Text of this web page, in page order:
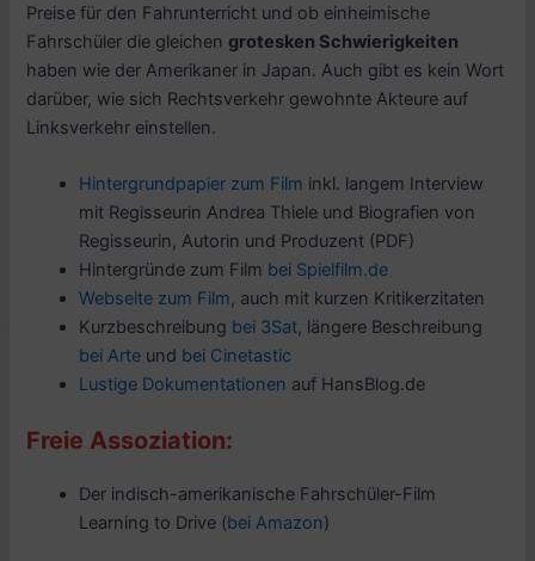
Preise für den Fahrunterricht und ob einheimische
Fahrschüler die gleichen grotesken Schwierigkeiten
haben wie der Amerikaner in Japan. Auch gibt es kein Wort
darüber, wie sich Rechtsverkehr gewohnte Akteure auf
Linksverkehr einstellen.
Hintergrundpapier zum Film inkl. langem Interview
mit Regisseurin Andrea Thiele und Biografien von
Regisseurin, Autorin und Produzent (PDF)
Hintergründe zum Film bei Spielfilm.de
Webseite zum Film, auch mit kurzen Kritikerzitaten
Kurzbeschreibung bei 3Sat, längere Beschreibung
bei Arte und bei Cinetastic
Lustige Dokumentationen auf HansBlog.de
Freie Assoziation:
Der indisch-amerikanische Fahrschüler-Film
Learning to Drive (bei Amazon)